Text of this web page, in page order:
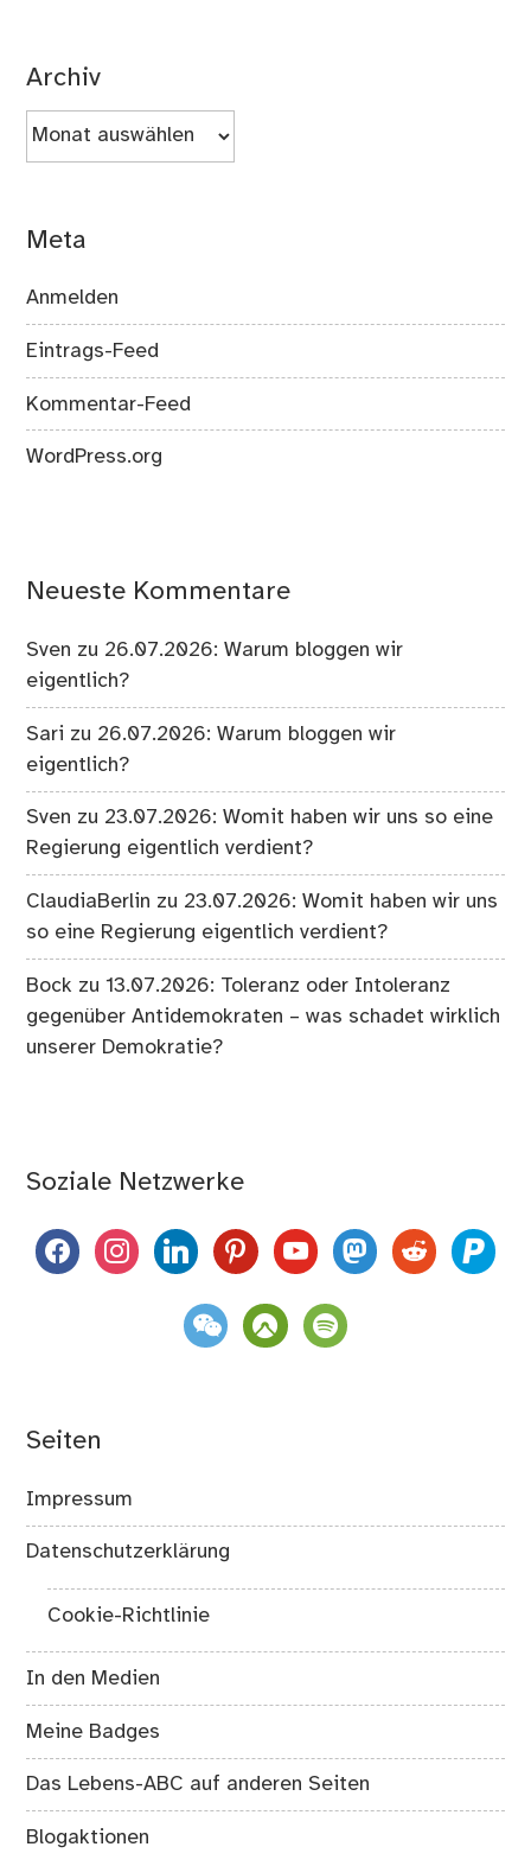
Archiv
Archiv
Meta
Anmelden
Eintrags-Feed
Kommentar-Feed
WordPress.org
Neueste Kommentare
Sven zu 26.07.2026: Warum bloggen wir
eigentlich?
Sari zu 26.07.2026: Warum bloggen wir
eigentlich?
Sven zu 23.07.2026: Womit haben wir uns so eine
Regierung eigentlich verdient?
ClaudiaBerlin zu 23.07.2026: Womit haben wir uns
so eine Regierung eigentlich verdient?
Bock zu13.07.2026: Toleranz oder Intoleranz
gegenüber Antidemokraten – was schadet wirklich
unserer Demokratie?
Soziale Netzwerke
facebookinstagramlinkedinpinterestyoutubemastodon
reddit paypal
weixin komootspotify
Seiten
Impressum
Datenschutzerklärung
Cookie-Richtlinie
In den Medien
Meine Badges
Das Lebens-ABC auf anderen Seiten
Blogaktionen